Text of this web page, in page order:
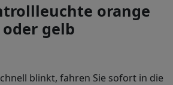
orange
oder gelb
blinkt, fahren Sie sofort in die